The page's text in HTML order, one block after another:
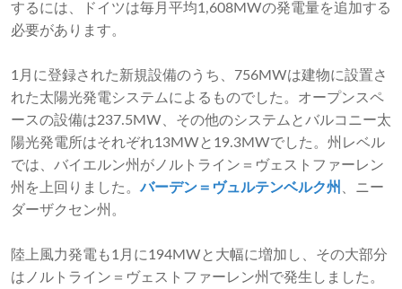
するには、ドイツは毎月平均1,608MWの発電量を追加する
必要があります。
1月に登録された新規設備のうち、756MWは建物に設置さ
れた太陽光発電システムによるものでした。オープンスペ
ースの設備は237.5MW、その他のシステムとバルコニー太
陽光発電所はそれぞれ13MWと19.3MWでした。州レベル
では、バイエルン州がノルトライン＝ヴェストファーレン
州を上回りました。バーデン＝ヴュルテンベルク州 、ニー
ダーザクセン州。
陸上風力発電も1月に194MWと大幅に増加し、その大部分
はノルトライン＝ヴェストファーレン州で発生しました。